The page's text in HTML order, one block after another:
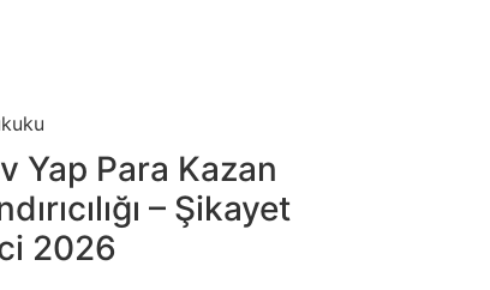
Yap Para Kazan
– Şikayet
2026